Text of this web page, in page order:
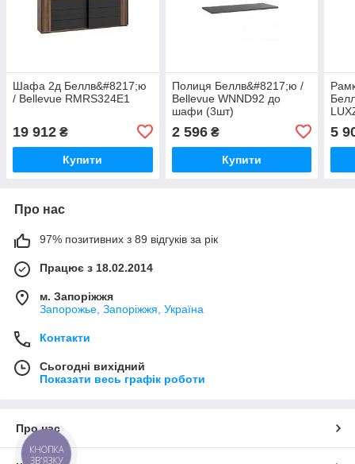
Шафа 2д Беллв&#8217;ю
/ Bellevue RMRS324E1
19 912 ₴
Купити
Полиця Беллв&#8217;ю /
Bellevue WNND92 до
шафи (3шт)
2 596₴
Купити
5
Про нас
97% позитивних з 89 відгуків за рік
Працює з 18.02.2014
м. Запоріжжя
Запорожье, Запоріжжя, Україна
Контакти
Сьогодні вихідний
Показати весь графік роботи
Про нас
КНОПКА
ЗВ'ЯЗКУ